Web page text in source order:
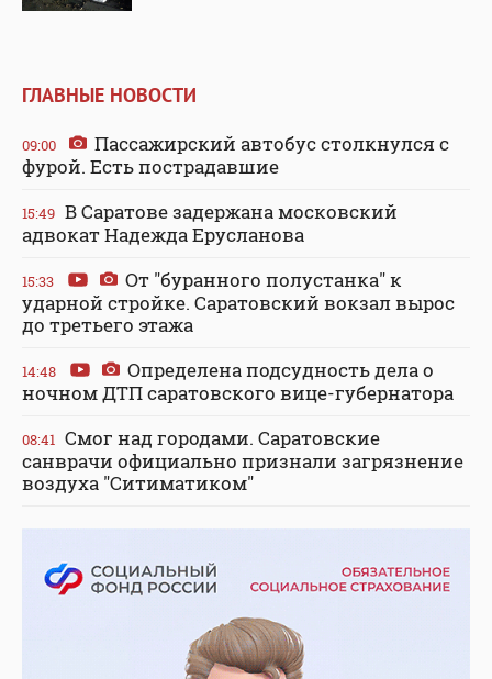
ГЛАВНЫЕ НОВОСТИ
09:00
Пассажирский автобус столкнулся с
фурой. Есть пострадавшие
15:49 В Саратове задержана московский
адвокат Надежда Ерусланова
15:33
От "буранного полустанка" к
ударной стройке. Саратовский вокзал вырос
до третьего этажа
14:48
Определена подсудность дела о
ночном ДТП саратовского вице-губернатора
08:41 Смог над городами. Саратовские
санврачи официально признали загрязнение
воздуха "Ситиматиком"